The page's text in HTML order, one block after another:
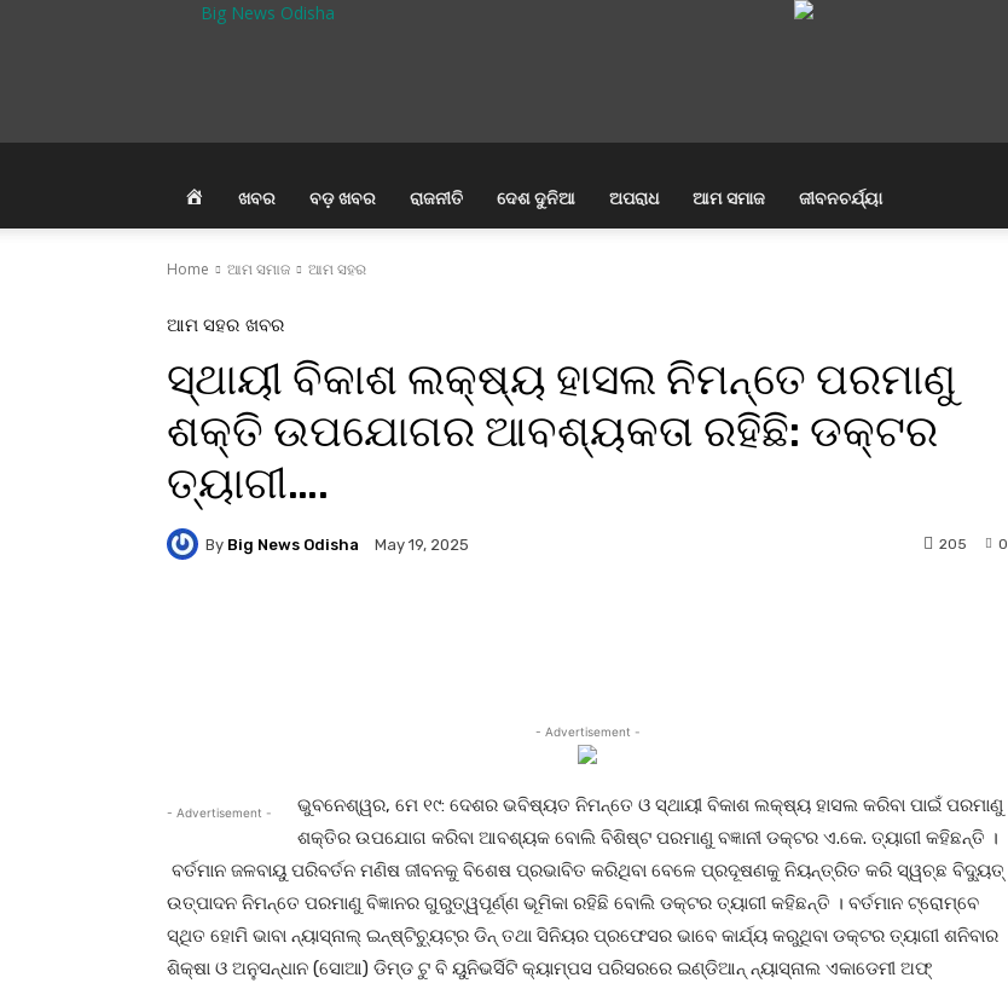
Big News Odisha
HOMEଖବର ବଡ଼ ଖବର ରାଜନୀତି ଦେଶ ଦୁନିଆ ଅପରାଧ ଆମ ସମାଜ ଜୀବନଚର୍ଯ୍ୟା
Home ଆମ ସମାଜ ଆମ ସହର
ଆମ ସହର ଖବର
ସ୍ଥାୟୀ ବିକାଶ ଲକ୍ଷ୍ୟ ହାସଲ ନିମନ୍ତେ ପରମାଣୁ
ଶକ୍ତି ଉପଯୋଗର ଆବଶ୍ୟକତା ରହିଛି: ଡକ୍ଟର
ତ୍ୟାଗୀ….
By Big News Odisha May 19, 2025 0
205
- Advertisement -
- Advertisement -
ଭୁବନେଶ୍ୱର, ମେ ୧୯: ଦେଶର ଭବିଷ୍ୟତ ନିମନ୍ତେ ଓ ସ୍ଥାୟୀ ବିକାଶ ଲକ୍ଷ୍ୟ ହାସଲ କରିବା ପାଇଁ ପରମାଣୁ
ଶକ୍ତିର ଉପଯୋଗ କରିବା ଆବଶ୍ୟକ ବୋଲି ବିଶିଷ୍ଟ ପରମାଣୁ ବଜ୍ଞାନୀ ଡକ୍ଟର ଏ.କେ. ତ୍ୟାଗୀ କହିଛନ୍ତି ।
ବର୍ତମାନ ଜଳବାୟୁ ପରିବର୍ତନ ମଣିଷ ଜୀବନକୁ ବିଶେଷ ପ୍ରଭାବିତ କରିଥିବା ବେଳେ ପ୍ରଦୂଷଣକୁ ନିୟନ୍ତ୍ରିତ କରି ସ୍ୱଚ୍ଛ ବିଦ୍ୟୁତ୍
ଉତ୍ପାଦନ ନିମନ୍ତେ ପରମାଣୁ ବିଜ୍ଞାନର ଗୁରୁତ୍ୱପୂର୍ଣ୍ଣ ଭୂମିକା ରହିଛି ବୋଲି ଡକ୍ଟର ତ୍ୟାଗୀ କହିଛନ୍ତି । ବର୍ତମାନ ଟ୍ରୋମ୍ବେ
ସ୍ଥିତ ହୋମି ଭାବା ନ୍ୟାସ୍‌ନାଲ୍ ଇନ୍‌ଷ୍ଟିଚ୍ୟୁଟ୍‌ର ଡିନ୍ ତଥା ସିନିୟର ପ୍ରଫେସର ଭାବେ କାର୍ଯ୍ୟ କରୁଥିବା ଡକ୍ଟର ତ୍ୟାଗୀ ଶନିବାର
ଶିକ୍ଷା ଓ ଅନୁସନ୍ଧାନ (ସୋଆ) ଡିମ୍‌ଡ ଟୁ ବି ୟୁନିଭର୍ସିଟି କ୍ୟାମ୍ପସ ପରିସରରେ ଇଣ୍ଡିଆନ୍ ନ୍ୟାସ୍‌ନାଲ ଏକାଡେମୀ ଅଫ୍